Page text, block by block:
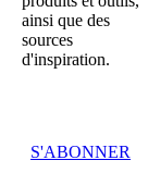
ainsi que des
sources
d'inspiration.
S'ABONNER